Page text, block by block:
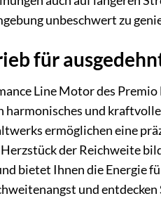
unbeschwert zu
für
Line Motor des Premio
und
ermöglichen eine
der Reichweite
bietet Ihnen die Energie
und